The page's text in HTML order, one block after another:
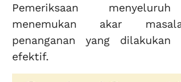
Pemeriksaan
menemukan akar
penanganan yang dilakukan
efektif.